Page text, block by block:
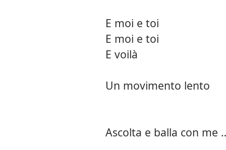
E moi e toi
E moi e toi
E voilà
Un movimento lento
Ascolta e balla con me